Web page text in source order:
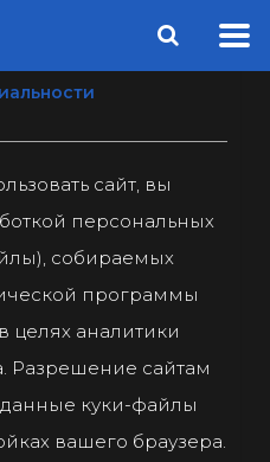
сайт, вы
персональных
собираемых
программы
целях аналитики
Разрешение сайтам
данные куки-файлы
вашего браузера.